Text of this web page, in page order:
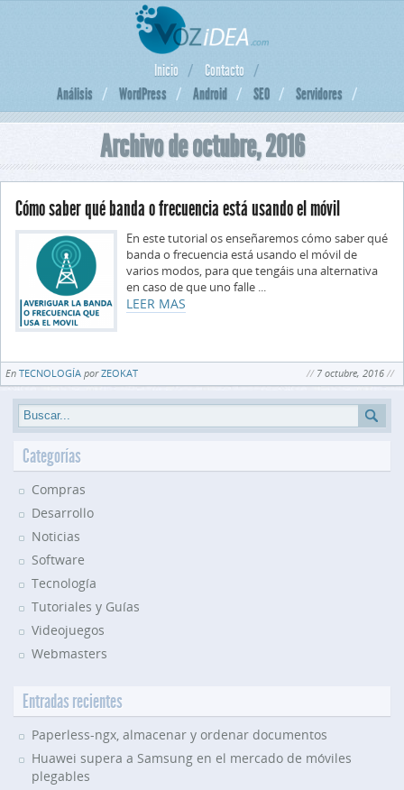
Inicio
Contacto
Análisis
WordPress Android SEO Servidores
Archivo de octubre, 2016
Cómo saber qué banda o frecuencia está usando el móvil
En este tutorial os enseñaremos cómo saber qué
banda o frecuencia está usando el móvil de
varios modos, para que tengáis una alternativa
en caso de que uno falle ...
LEER MAS
En TECNOLOGÍA porZEOKAT 7 octubre, 2016
Categorías
Compras
Desarrollo
Noticias
Software
Tecnología
Tutoriales y Guías
Videojuegos
Webmasters
Entradas recientes
Paperless-ngx, almacenar y ordenar documentos
Huawei supera a Samsung en el mercado de móviles
plegables